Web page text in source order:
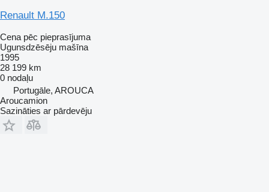
Renault M.150
Cena pēc pieprasījuma
Ugunsdzēsēju mašīna
1995
28 199 km
0 nodaļu
Portugāle, AROUCA
Aroucamion
Sazināties ar pārdevēju